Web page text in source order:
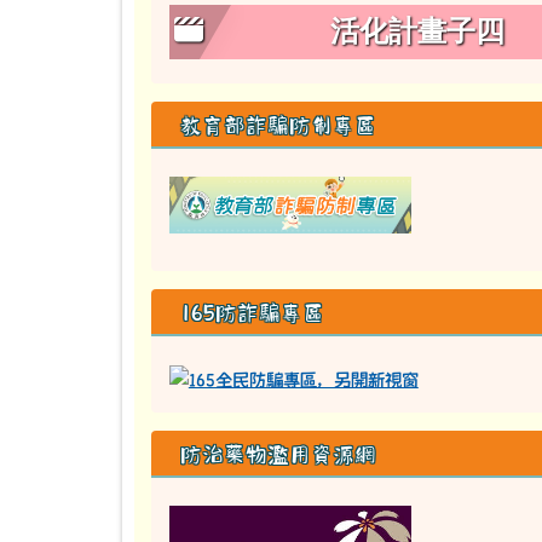
活化計畫子四
教育部詐騙防制專區
165防詐騙專區
防治藥物濫用資源網